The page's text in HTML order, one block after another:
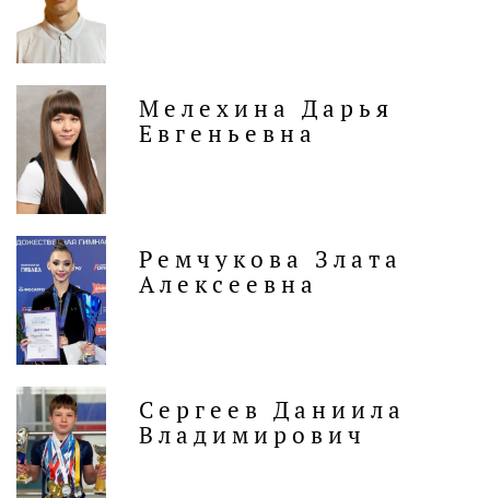
Мелехина Дарья
Евгеньевна
Ремчукова Злата
Алексеевна
Сергеев Даниила
Владимирович